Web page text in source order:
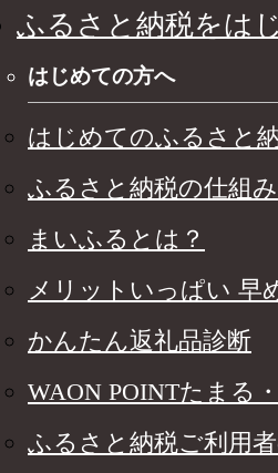
ふるさと納税をは
はじめての方へ
はじめてのふるさと
ふるさと納税の仕組み
まいふるとは？
メリットいっぱい 早
かんたん返礼品診断
WAON POINTたまる
ふるさと納税ご利用